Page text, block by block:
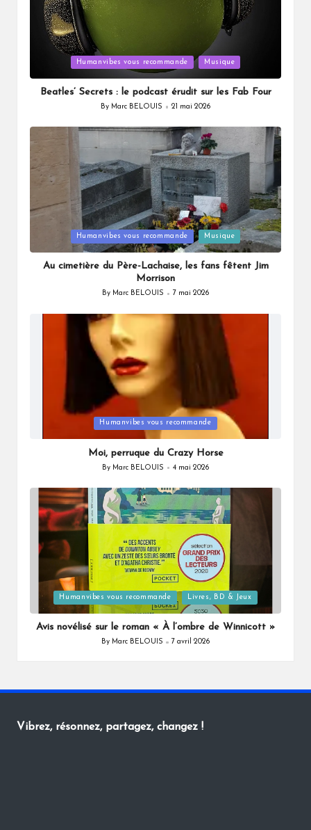
in
Humanvibes vous recommande Musique
Beatles’ Secrets : le podcast érudit sur les Fab Four
Posted
By Marc BELOUIS 21 mai 2026
in
Humanvibes vous recommande Musique
Au cimetière du Père-Lachaise, les fans fêtent Jim
Morrison
Posted
By Marc BELOUIS 7 mai 2026
in
Humanvibes vous recommande
Moi, perruque du Crazy Horse
Posted
By Marc BELOUIS 4 mai 2026
Posted
in
Humanvibes vous recommande Livres, BD & Jeux
Avis novélisé sur le roman « À l’ombre de Winnicott »
Posted
By Marc BELOUIS 7 avril 2026
Vibrez, résonnez, partagez, changez !